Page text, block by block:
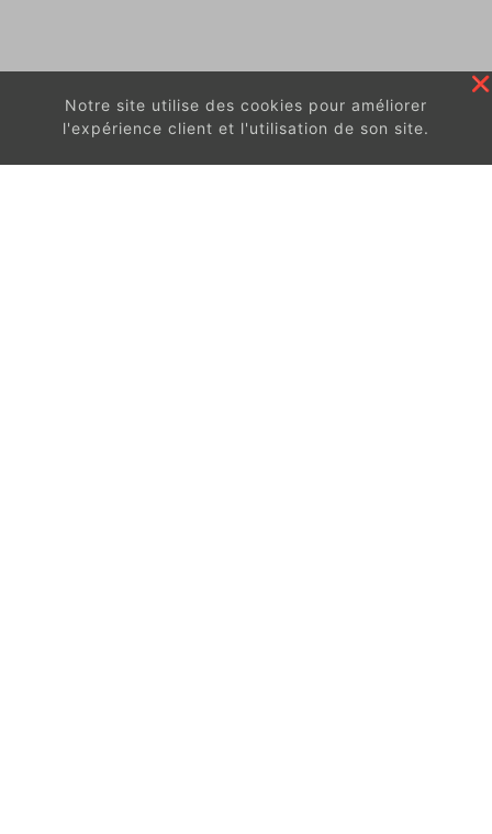
Notre site utilise des cookies pour améliorer
l'expérience client et l'utilisation de son site.